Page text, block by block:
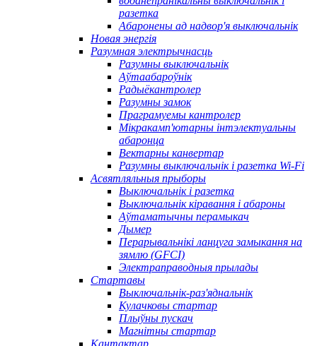
разетка
Абаронены ад надвор'я выключальнік
Новая энергія
Разумная электрычнасць
Разумны выключальнік
Аўтаабароўнік
Радыёкантролер
Разумны замок
Праграмуемы кантролер
Мікракамп'ютарны інтэлектуальны
абаронца
Вектарны канвертар
Разумны выключальнік і разетка Wi-Fi
Асвятляльныя прыборы
Выключальнік і разетка
Выключальнік кіравання і абароны
Аўтаматычны перамыкач
Дымер
Перарывальнікі ланцуга замыкання на
зямлю (GFCI)
Электраправодныя прылады
Стартавы
Выключальнік-раз'яднальнік
Кулачковы стартар
Плыўны пускач
Магнітны стартар
Кантактар